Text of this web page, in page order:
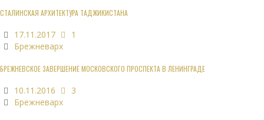
СТАЛИНСКАЯ АРХИТЕКТУРА ТАДЖИКИСТАНА
17.11.2017
1
Брежневарх
БРЕЖНЕВСКОЕ ЗАВЕРШЕНИЕ МОСКОВСКОГО ПРОСПЕКТА В ЛЕНИНГРАДЕ
10.11.2016
3
Брежневарх